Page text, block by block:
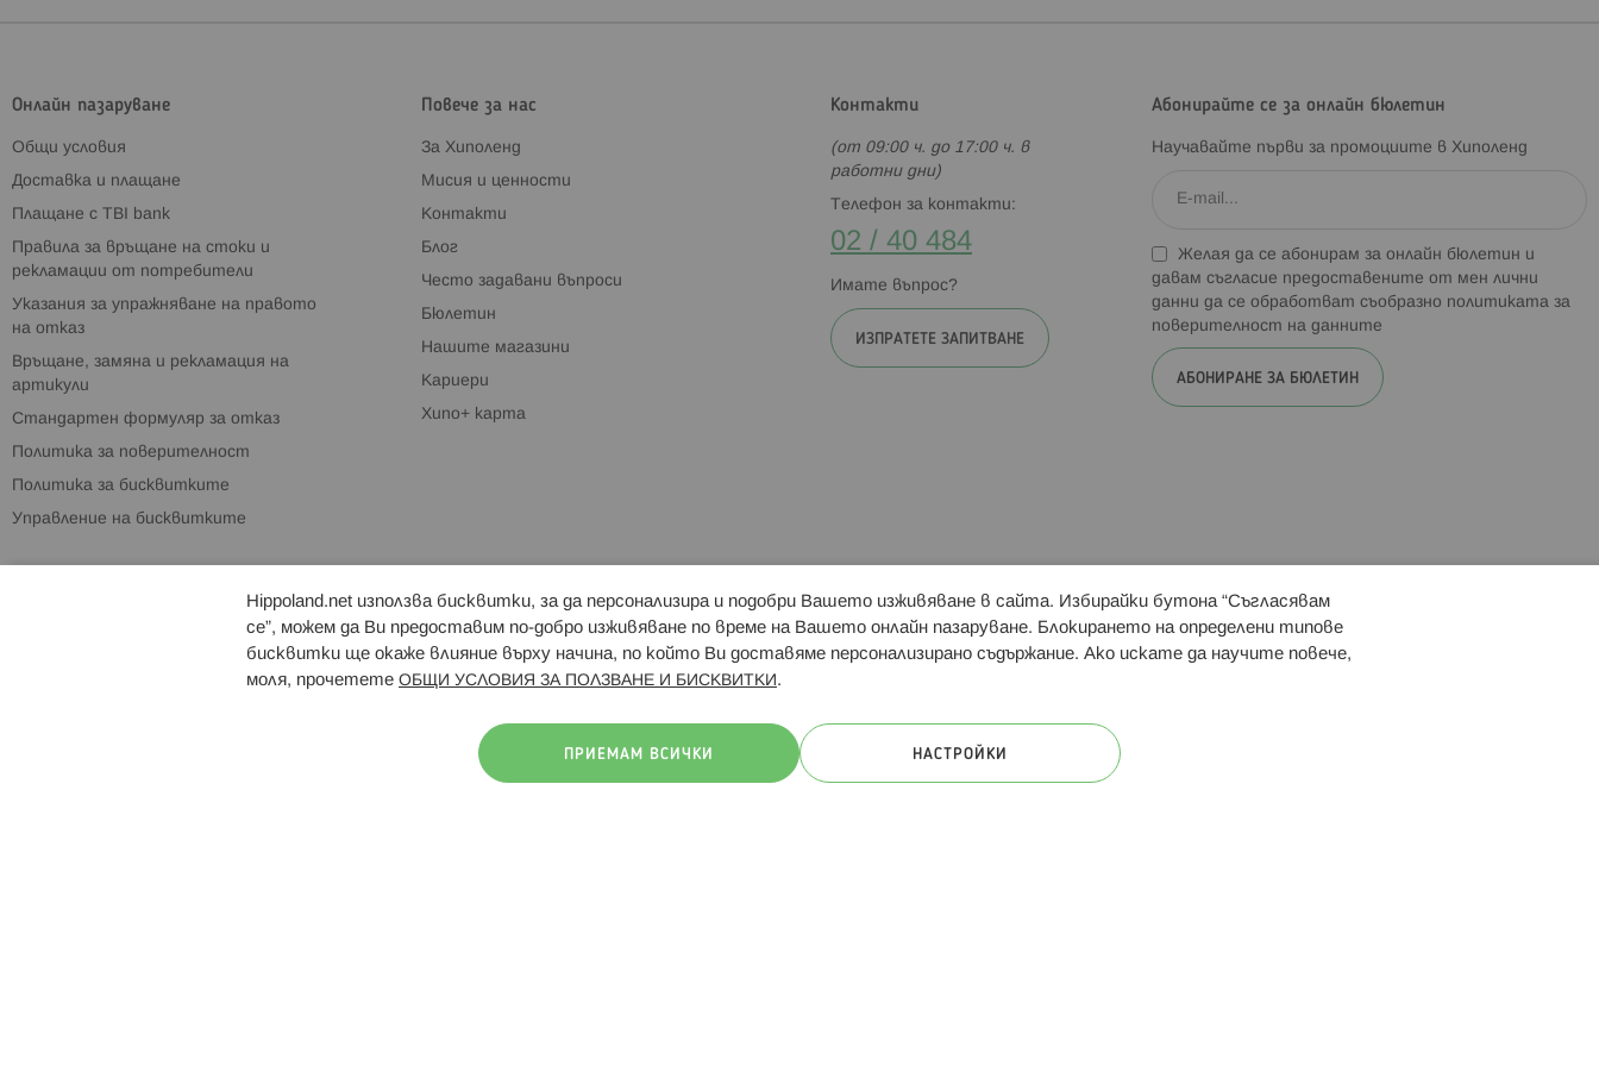
Онлайн пазаруване
Общи условия
Доставка и плащане
Плащане с TBI bank
Правила за връщане на стоки и
рекламации от потребители
Указания за упражняване на правото
на отказ
Връщане, замяна и рекламация на
артикули
Стандартен формуляр за отказ
Политика за поверителност
Политика за бисквитките
Управление на бисквитките
Повече за нас
За Хиполенд
Мисия и ценности
Контакти
Блог
Често задавани въпроси
Бюлетин
Нашите магазини
Кариери
Хипо+ карта
Контакти
(от 09:00 ч. до 17:00 ч. в
работни дни)
Телефон за контакти:
02 / 40 484
Имате въпрос?
ИЗПРАТЕТЕ ЗАПИТВАНЕ
Абонирайте се за онлайн бюлетин
Научавайте първи за промоциите в Хиполенд
Желая да се абонирам за онлайн бюлетин и
давам съгласие предоставените от мен лични
данни да се обработват съобразно политиката за
поверителност на данните
АБОНИРАНЕ ЗА БЮЛЕТИН
Брошури Магазини Свързани сайтове: Hippoland.ro Последвайте ни:
Hippoland.net използва бисквитки, за да персонализира и подобри Вашето изживяване в сайта. Избирайки бутона “Съгласявам
се”, можем да Ви предоставим по-добро изживяване по време на Вашето онлайн пазаруване. Блокирането на определени типове
бисквитки ще окаже влияние върху начина, по който Ви доставяме персонализирано съдържание. Ако искате да научите повече,
моля, прочетете ОБЩИ УСЛОВИЯ ЗА ПОЛЗВАНЕ И БИСКВИТКИ .
ПРИЕМАМ ВСИЧКИ НАСТРОЙКИ